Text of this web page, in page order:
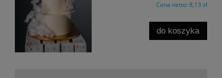
Cena netto: 8,13 zł
do koszyka